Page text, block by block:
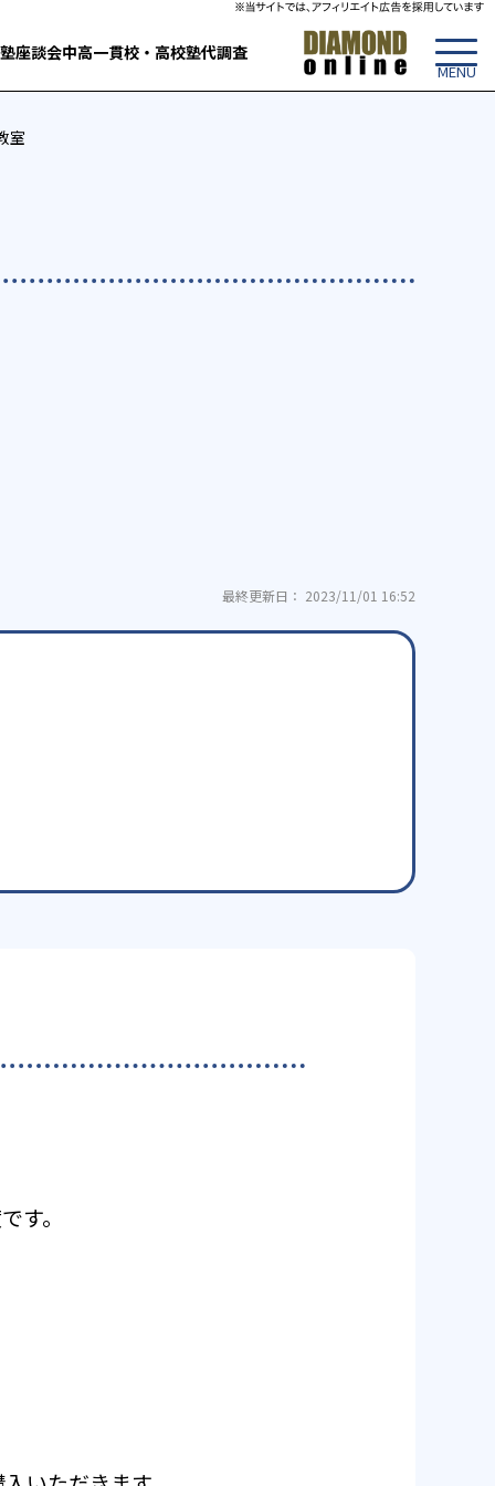
座談会中高一貫校・高校塾代調査
室
最終更新日： 2023/11/01 16:52
す。